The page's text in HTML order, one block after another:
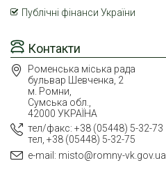
Контакти
Роменська міська рада
бульвар Шевченка, 2
м. Ромни,
Сумська обл.,
42000 УКРАЇНА
тел/факс: +38 (05448) 5-32-73
тел, +38 (05448) 5-32-75
e-mail: misto@romny-vk.gov.ua
Публічні фінанси України